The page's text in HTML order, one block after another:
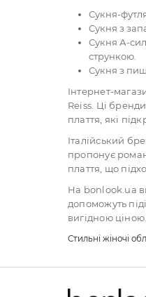
Сукня-
Сукня з
Сукня А-
стрункою.
Сукня з
Інтернет-
Reiss. Ці
плаття, які
Італійський
пропонує
плаття, що
На bonlook.ua
допоможуть
вигідною
Стильні жіночі